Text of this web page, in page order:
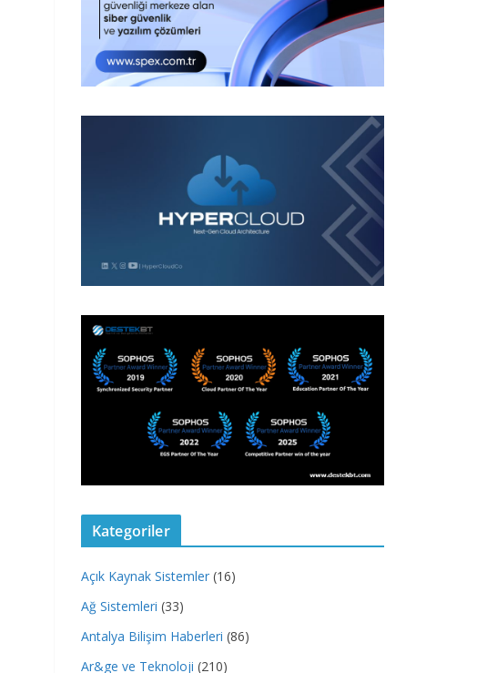
Kategoriler
Açık Kaynak Sistemler (16)
Ağ Sistemleri (33)
Antalya Bilişim Haberleri (86)
Ar&ge ve Teknoloji (210)